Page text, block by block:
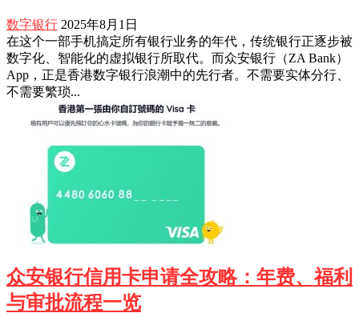
数字银行 2025年8月1日
在这个一部手机搞定所有银行业务的年代，传统银行正逐步被
数字化、智能化的虚拟银行所取代。而众安银行（ZA Bank）
App，正是香港数字银行浪潮中的先行者。不需要实体分行、
不需要繁琐...
众安银行信用卡申请全攻略：年费、福利
与审批流程一览